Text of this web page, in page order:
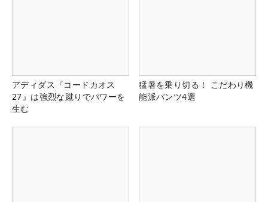
アディダス『コードカオス
27』は強烈な蹴りでパワーを
生む
猛暑を乗り切る！ こだわり機
能派パンツ4選